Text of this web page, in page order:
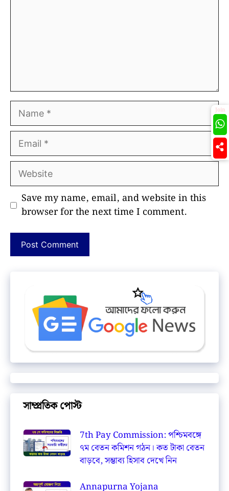
Name
Email
Website
Save my name, email, and website in this
browser for the next time I comment.
সাম্প্রতিক পোস্ট
7th Pay Commission: পশ্চিমবঙ্গে
৭ম বেতন কমিশন গঠন। কত টাকা বেতন
বাড়বে, সম্ভাব্য হিসাব দেখে নিন
Annapurna Yojana
Join